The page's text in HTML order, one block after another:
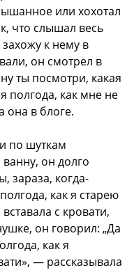
или хохотал
что слышал весь
к нему в
он смотрел в
ты посмотри, какая
полгода, как мне не
она в блоге.
по шуткам
он долго
зараза, когда-
как я старею
с кровати,
он говорил: „Да
как я
— рассказывала